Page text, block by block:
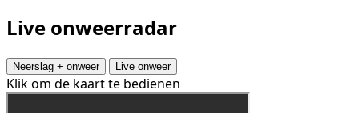
Live onweerradar
Neerslag + onweer Live onweer
Klik om de kaart te bedienen